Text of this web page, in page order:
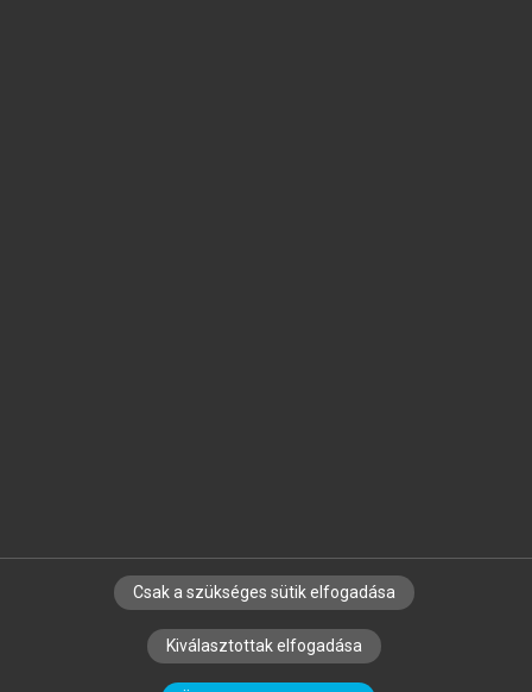
SZERZŐKNEK CÉGEKNEK KÖNYVTÁROSOKNAK
SZERKESZTÉSI ÉS LEKTORÁLÁSI ALAPELVEK
Csak a szükséges sütik elfogadása
Kiválasztottak elfogadása